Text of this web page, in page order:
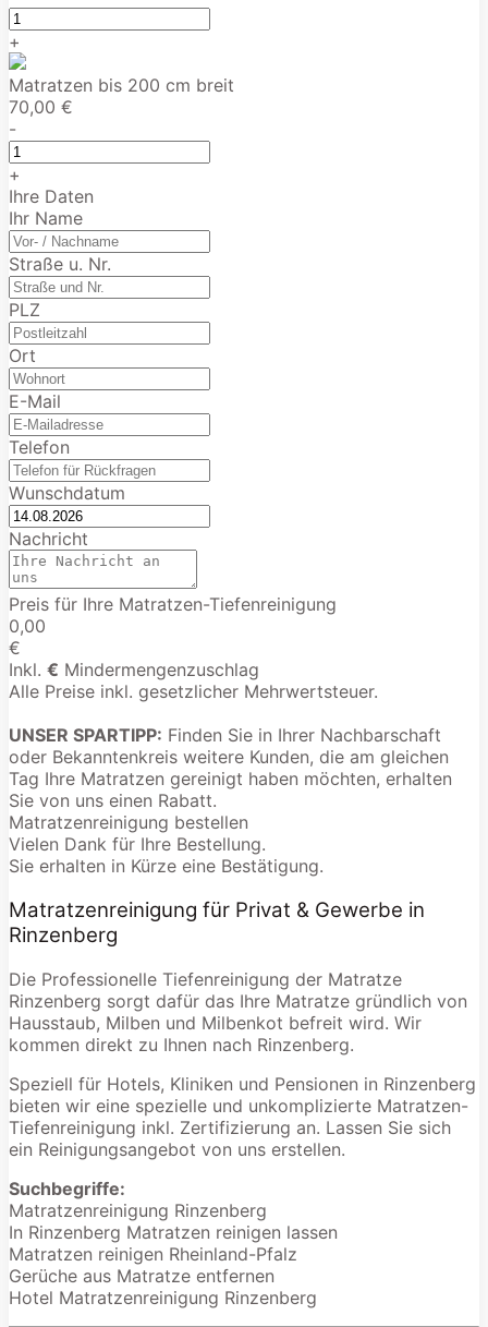
+
Matratzen bis 200 cm breit
70,00 €
-
+
Ihre Daten
Ihr Name
Straße u. Nr.
PLZ
Ort
E-Mail
Telefon
Wunschdatum
Nachricht
Preis für Ihre Matratzen-Tiefenreinigung
0,00
€
Inkl. € Mindermengenzuschlag
Alle Preise inkl. gesetzlicher Mehrwertsteuer.
UNSER SPARTIPP: Finden Sie in Ihrer Nachbarschaft
oder Bekanntenkreis weitere Kunden, die am gleichen
Tag Ihre Matratzen gereinigt haben möchten, erhalten
Sie von uns einen Rabatt.
Matratzenreinigung bestellen
Vielen Dank für Ihre Bestellung.
Sie erhalten in Kürze eine Bestätigung.
Matratzenreinigung für Privat & Gewerbe in
Rinzenberg
Die Professionelle Tiefenreinigung der Matratze
Rinzenberg sorgt dafür das Ihre Matratze gründlich von
Hausstaub, Milben und Milbenkot befreit wird. Wir
kommen direkt zu Ihnen nach Rinzenberg.
Speziell für Hotels, Kliniken und Pensionen in Rinzenberg
bieten wir eine spezielle und unkomplizierte Matratzen-
Tiefenreinigung inkl. Zertifizierung an. Lassen Sie sich
ein Reinigungsangebot von uns erstellen.
Suchbegriffe:
Matratzenreinigung Rinzenberg
In Rinzenberg Matratzen reinigen lassen
Matratzen reinigen Rheinland-Pfalz
Gerüche aus Matratze entfernen
Hotel Matratzenreinigung Rinzenberg